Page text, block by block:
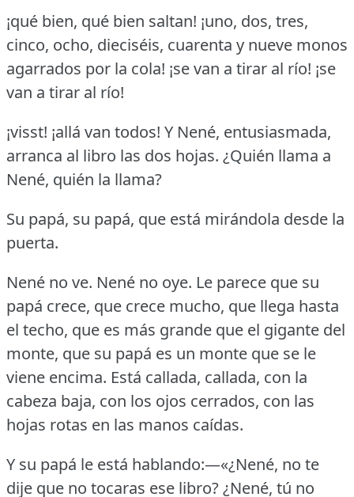
¡qué bien, qué bien saltan! ¡uno, dos, tres,
cinco, ocho, dieciséis, cuarenta y nueve monos
agarrados por la cola! ¡se van a tirar al río! ¡se
van a tirar al río!
¡visst! ¡allá van todos! Y Nené, entusiasmada,
arranca al libro las dos hojas. ¿Quién llama a
Nené, quién la llama?
Su papá, su papá, que está mirándola desde la
puerta.
Nené no ve. Nené no oye. Le parece que su
papá crece, que crece mucho, que llega hasta
el techo, que es más grande que el gigante del
monte, que su papá es un monte que se le
viene encima. Está callada, callada, con la
cabeza baja, con los ojos cerrados, con las
hojas rotas en las manos caídas.
Y su papá le está hablando:—«¿Nené, no te
dije que no tocaras ese libro?¿Nené, tú no